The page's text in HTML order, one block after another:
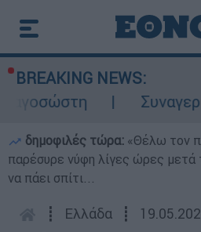
BREAKING NEWS:
Συναγερμός
δημοφιλές τώρα: «Θέλω τον
παρέσυρε νύφη λίγες ώρες μετά
να πάει σπίτι...
┋ Ελλάδα ┋